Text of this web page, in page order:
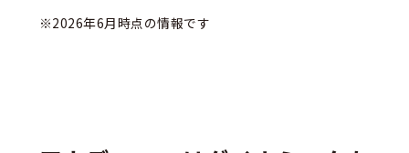
※2026年6月時点の情報です